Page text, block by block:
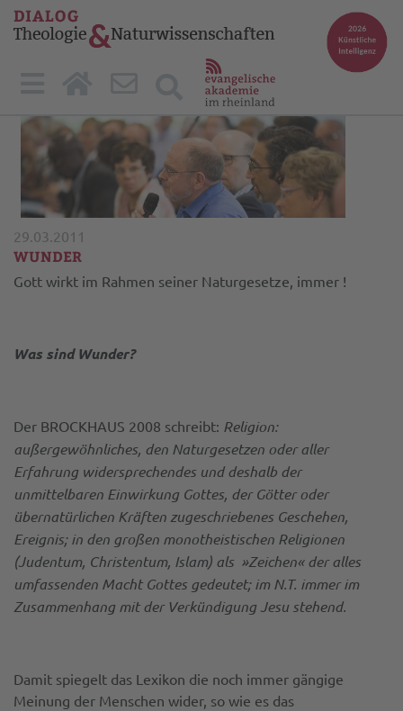
29.03.2011
WUNDER
Gott wirkt im Rahmen seiner Naturgesetze, immer !
Was sind Wunder?
Der BROCKHAUS 2008 schreibt: Religion:
außergewöhnliches, den Naturgesetzen oder aller
Erfahrung widersprechendes und deshalb der
unmittelbaren Einwirkung Gottes, der Götter oder
übernatürlichen Kräften zugeschriebenes Geschehen,
Ereignis; in den großen monotheistischen Religionen
(Judentum, Christentum, Islam) als »Zeichen« der alles
umfassenden Macht Gottes gedeutet; im N.T. immer im
Zusammenhang mit der Verkündigung Jesu stehend.
Damit spiegelt das Lexikon die noch immer gängige
Meinung der Menschen wider, so wie es das